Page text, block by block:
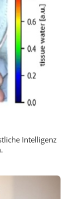
Intelligenz